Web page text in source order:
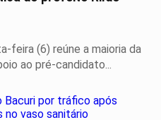
feira (6) reúne a maioria da
ao pré-candidato...